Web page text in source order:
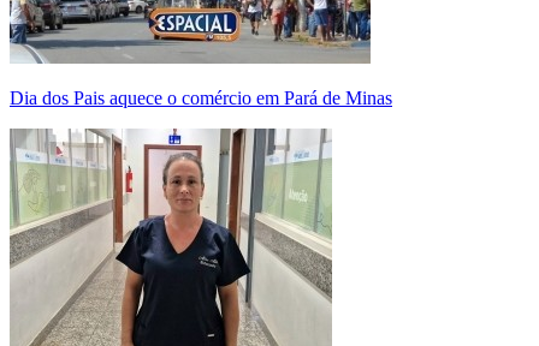
Dia dos Pais aquece o comércio em Pará de Minas